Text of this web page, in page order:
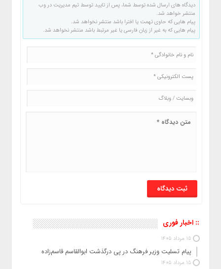
دیدگاه های ارسال شده توسط شما، پس از تایید توسط تیم مدیریت در وب
منتشر خواهد شد.
پیام هایی که حاوی تهمت یا افترا باشد منتشر نخواهد شد.
پیام هایی که به غیر از زبان فارسی یا غیر مرتبط باشد منتشر نخواهد شد.
:: اخبار فوری
15 مرداد 1405
پیام تسلیت وزیر فرهنگ در پی درگذشت ابوالقاسم قاسم‌زاده
15 مرداد 1405